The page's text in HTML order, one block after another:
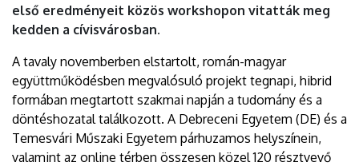
első eredményeit közös workshopon vitatták meg
kedden a cívisvárosban.
A tavaly novemberben elstartolt, román-magyar
együttműködésben megvalósuló projekt tegnapi, hibrid
formában megtartott szakmai napján a tudomány és a
döntéshozatal találkozott. A Debreceni Egyetem (DE) és a
Temesvári Műszaki Egyetem párhuzamos helyszínein,
valamint az online térben összesen közel 120 résztvevő